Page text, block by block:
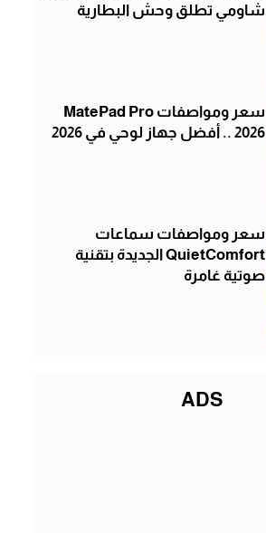
شاومي تطلق وحش البطارية
سعر ومواصفات MatePad Pro
2026 .. أفضل جهاز لوحي في 2026
سعر ومواصفات سماعات
QuietComfort الجديدة بتقنية
صوتية غامرة
ADS